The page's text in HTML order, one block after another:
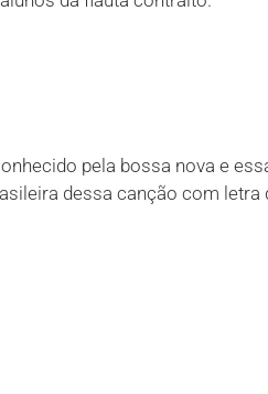
pela bossa nova e
dessa canção com letra